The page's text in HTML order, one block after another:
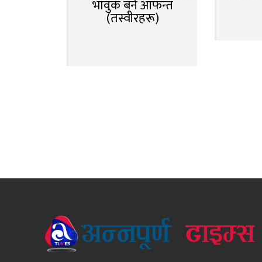
भावुक बने आफन्त
(तस्वीरहरू)